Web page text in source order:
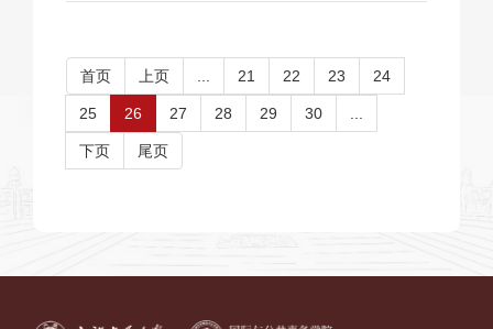
首页 上页 21 22 23 24
25 26 27 28 29 30
下页 尾页